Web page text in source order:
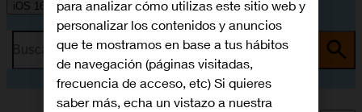
iOS 16.0
Busca por problema o tema
para analizar cómo utilizas este sitio web y
personalizar los contenidos y anuncios
que te mostramos en base a tus hábitos
de navegación (páginas visitadas,
frecuencia de acceso, etc) Si quieres
saber más, echa un vistazo a nuestra